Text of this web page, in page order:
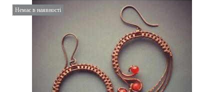
Немає в наявності